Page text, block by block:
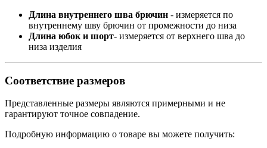
Длина внутреннего шва брючин - измеряется по
внутреннему шву брючин от промежности до низа
Длина юбок и шорт- измеряется от верхнего шва до
низа изделия
Соответствие размеров
Представленные размеры являются примерными и не
гарантируют точное совпадение.
Подробную информацию о товаре вы можете получить: